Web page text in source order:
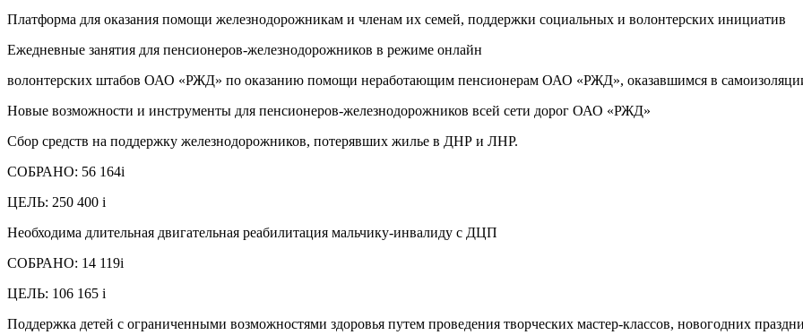
Платформа для оказания помощи железнодорожникам и членам их семей, поддержки социальных и волонтерских инициатив
Ежедневные занятия для пенсионеров-железнодорожников в режиме онлайн
волонтерских штабов ОАО «РЖД» по оказанию помощи неработающим пенсионерам ОАО «РЖД», оказавшимся в
Новые возможности и инструменты для пенсионеров-железнодорожников всей сети дорог ОАО «РЖД»
Сбор средств на поддержку железнодорожников, потерявших жилье в ДНР и ЛНР.
СОБРАНО: 56 164i
ЦЕЛЬ: 250 400 i
Необходима длительная двигательная реабилитация мальчику-инвалиду с ДЦП
СОБРАНО: 14 119i
ЦЕЛЬ: 106 165 i
Поддержка детей с ограниченными возможностями здоровья путем проведения творческих мастер-классов, новогодних